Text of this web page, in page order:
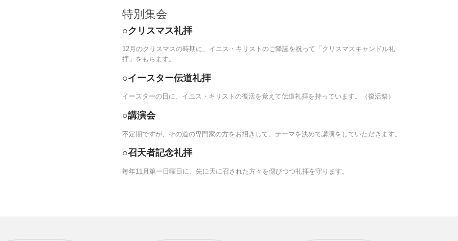
特別集会
○クリスマス礼拝
12月のクリスマスの時期に、イエス・キリストのご降誕を祝って「クリスマスキャンドル礼
拝」をもちます。
○イースター伝道礼拝
イースターの日に、イエス・キリストの復活を覚えて伝道礼拝を持っています。（復活祭）
○講演会
不定期ですが、その道の専門家の方をお招きして、テーマを決めて講演をしていただきます。
○召天者記念礼拝
毎年11月第一日曜日に、先に天に召された方々を偲びつつ礼拝を守ります。